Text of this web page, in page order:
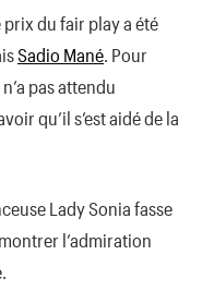
prix du fair play a été
Sadio Mané . Pour
pas attendu
qu’il s’est aidé de la
Lady Sonia fasse
l’admiration